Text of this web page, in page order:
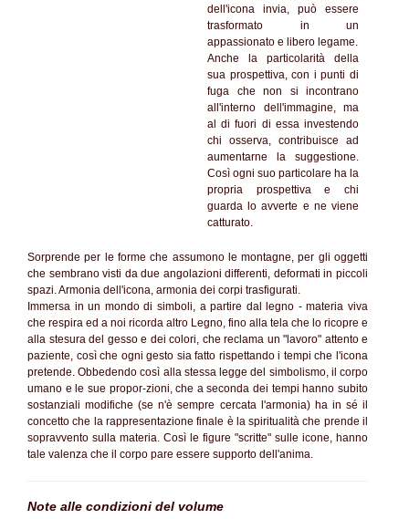
dell'icona invia, può essere
trasformato in un
appassionato e libero legame.
Anche la particolarità della
sua prospettiva, con i punti di
fuga che non si incontrano
all'interno dell'immagine, ma
al di fuori di essa investendo
chi osserva, contribuisce ad
aumentarne la suggestione.
Così ogni suo particolare ha la
propria prospettiva e chi
guarda lo avverte e ne viene
catturato.
Sorprende per le forme che assumono le montagne, per gli oggetti
che sembrano visti da due angolazioni differenti, deformati in piccoli
spazi. Armonia dell'icona, armonia dei corpi trasfigurati.
Immersa in un mondo di simboli, a partire dal legno - materia viva
che respira ed a noi ricorda altro Legno, fino alla tela che lo ricopre e
alla stesura del gesso e dei colori, che reclama un "lavoro" attento e
paziente, così che ogni gesto sia fatto rispettando i tempi che l'icona
pretende. Obbedendo così alla stessa legge del simbolismo, il corpo
umano e le sue propor-zioni, che a seconda dei tempi hanno subito
sostanziali modifiche (se n'è sempre cercata l'armonia) ha in sé il
concetto che la rappresentazione finale è la spiritualità che prende il
sopravvento sulla materia. Così le figure "scritte" sulle icone, hanno
tale valenza che il corpo pare essere supporto dell'anima.
Note alle condizioni del volume